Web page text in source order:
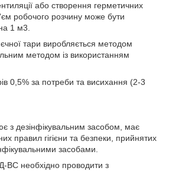
або створення герметичних
робочого розчину може бути
1 м3.
тари виробляється методом
методом із використанням
0,5% за потреби та висихання (2-3
з дезінфікувальним засобом, має
правил гігієни та безпеки, прийнятих
засобами.
ВС необхідно проводити з